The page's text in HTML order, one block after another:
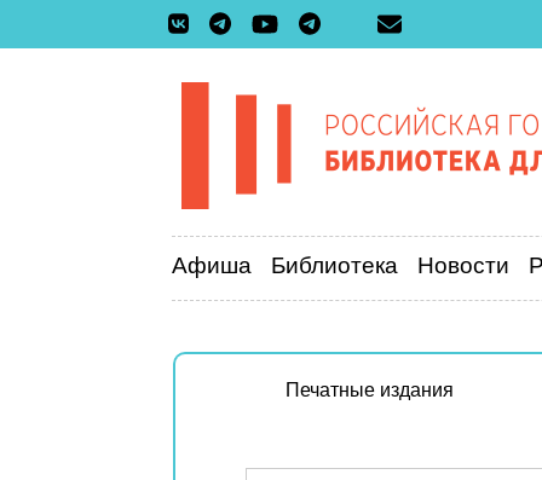
Афиша Библиотека Новости
Печатные издания